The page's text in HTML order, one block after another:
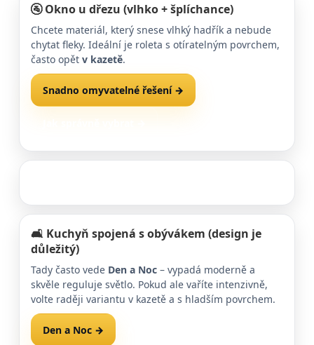
🚰 Okno u dřezu (vlhko + šplíchance)
Chcete materiál, který snese vlhký hadřík a nebude
chytat fleky. Ideální je roleta s otíratelným povrchem,
často opět v kazetě.
Snadno omyvatelné řešení →
🛋️ Kuchyň spojená s obývákem (design je
důležitý)
Tady často vede Den a Noc – vypadá moderně a
skvěle reguluje světlo. Pokud ale vaříte intenzivně,
volte raději variantu v kazetě a s hladším povrchem.
Den a Noc →